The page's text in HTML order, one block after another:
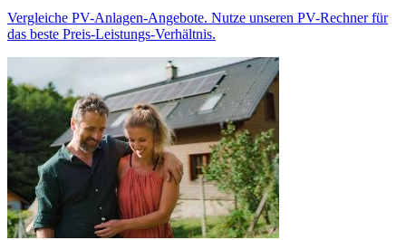
Vergleiche PV-Anlagen-Angebote. Nutze unseren PV-Rechner für
das beste Preis-Leistungs-Verhältnis.